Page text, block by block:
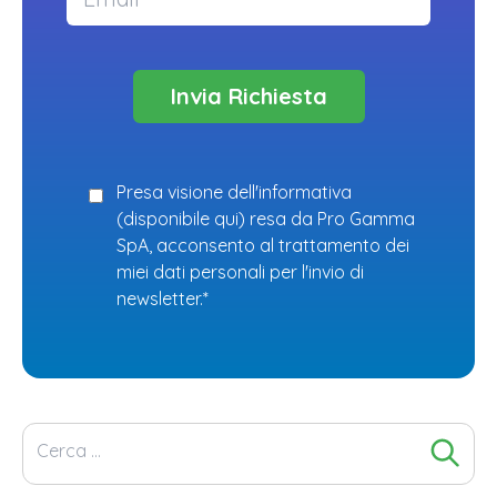
Presa visione dell'informativa
(disponibile qui) resa da Pro Gamma
SpA, acconsento al trattamento dei
miei dati personali per l'invio di
newsletter.*
Ricerca